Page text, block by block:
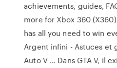
achievements, guides,
more for Xbox 360
has all you need to win
Argent infini - Astuces et
Auto V ... Dans GTA V, il